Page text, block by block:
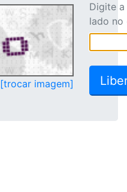
[trocar imagem]
Digite
lado no